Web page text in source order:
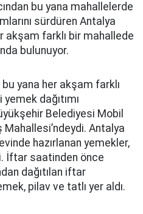
bu yana mahallelerde
sürdüren Antalya
akşam farklı bir mahallede
bulunuyor.
bu yana her akşam farklı
dağıtımı
Belediyesi Mobil
Mahallesi’ndeydi. Antalya
hazırlanan yemekler,
İftar saatinden önce
dağıtılan iftar
pilav ve tatlı yer aldı.